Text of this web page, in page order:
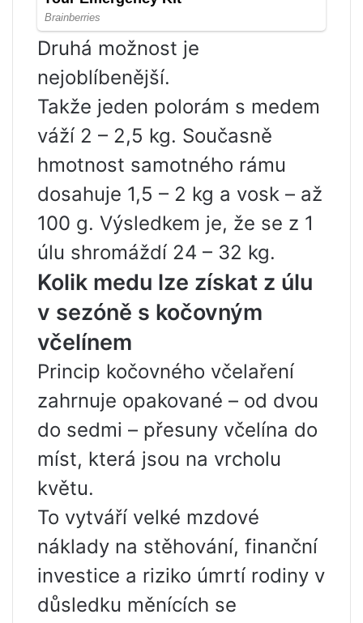
Druhá možnost je
nejoblíbenější.
Takže jeden polorám s medem
váží 2 – 2,5 kg. Současně
hmotnost samotného rámu
dosahuje 1,5 – 2 kg a vosk – až
100 g. Výsledkem je, že se z 1
úlu shromáždí 24 – 32 kg.
Kolik medu lze získat z úlu
v sezóně s kočovným
včelínem
Princip kočovného včelaření
zahrnuje opakované – od dvou
do sedmi – přesuny včelína do
míst, která jsou na vrcholu
květu.
To vytváří velké mzdové
náklady na stěhování, finanční
investice a riziko úmrtí rodiny v
důsledku měnících se